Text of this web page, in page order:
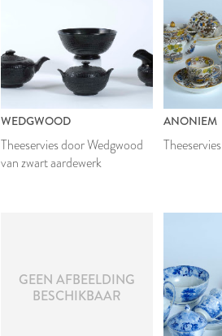
WEDGWOOD
Theeservies door Wedgwood
van zwart aardewerk
ANONIEM
Theeservies
GEEN AFBEELDING
BESCHIKBAAR